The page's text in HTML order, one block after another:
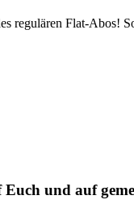
regulären Flat-Abos!
und auf